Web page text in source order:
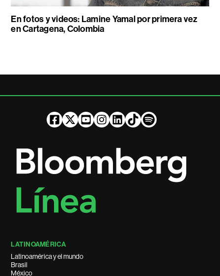
En fotos y videos: Lamine Yamal por primera vez
en Cartagena, Colombia
LATINOAMÉRICA
Latinoamérica y el mundo
Brasil
México